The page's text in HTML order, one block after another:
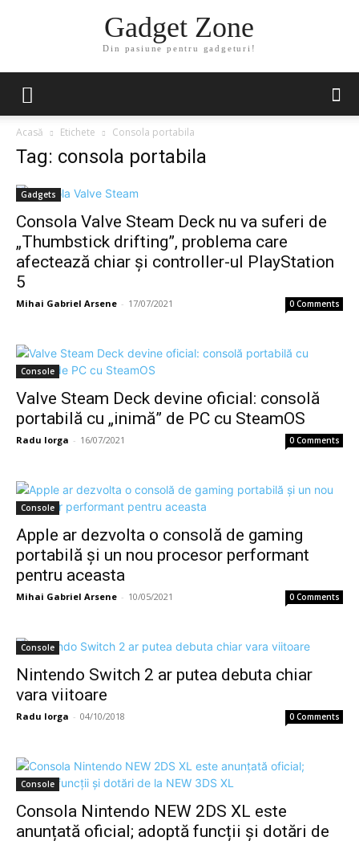
Gadget Zone
Din pasiune pentru gadgeturi!
Acasă Etichete Consola portabila
Tag: consola portabila
Gadgets
Consola Valve Steam Deck nu va suferi de
„Thumbstick drifting”, problema care
afectează chiar și controller-ul PlayStation
5
Mihai Gabriel Arsene - 17/07/2021 0 Comments
Console
Valve Steam Deck devine oficial: consolă
portabilă cu „inimă” de PC cu SteamOS
Radu Iorga - 16/07/2021 0 Comments
Console
Apple ar dezvolta o consolă de gaming
portabilă și un nou procesor performant
pentru aceasta
Mihai Gabriel Arsene - 10/05/2021 0 Comments
Console
Nintendo Switch 2 ar putea debuta chiar
vara viitoare
Radu Iorga - 04/10/2018 0 Comments
Console
Consola Nintendo NEW 2DS XL este
anunțată oficial; adoptă funcții și dotări de